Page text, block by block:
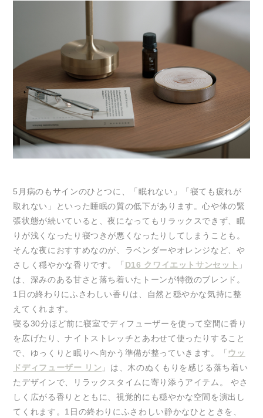
5月病のもサインのひとつに、「眠れない」「寝ても疲れが
取れない」といった睡眠の質の低下があります。心や体の緊
張状態が続いていると、夜になってもリラックスできず、眠
りが浅くなったり寝つきが悪くなったりしてしまうことも。
そんな夜におすすめなのが、ラベンダーやオレンジなど、や
さしく穏やかな香りです。「 D16 クワイエットサンセット 」
は、深みのある甘さと落ち着いたトーンが特徴のブレンド。
1日の終わりにふさわしい香りは、自然と穏やかな気持に整
えてくれます。
寝る30分ほど前に寝室でディフューザーを使って空間に香り
を広げたり、ナイトストレッチとあわせて使ったりすること
で、ゆっくりと眠りへ向かう準備が整っていきます。「 ウッ
ドディフューザー リン 」は、木のぬくもりを感じる落ち着い
たデザインで、リラックスタイムに寄り添うアイテム。 やさ
しく広がる香りとともに、視覚的にも穏やかな空間を演出し
てくれます。1日の終わりにふさわしい静かなひとときを、